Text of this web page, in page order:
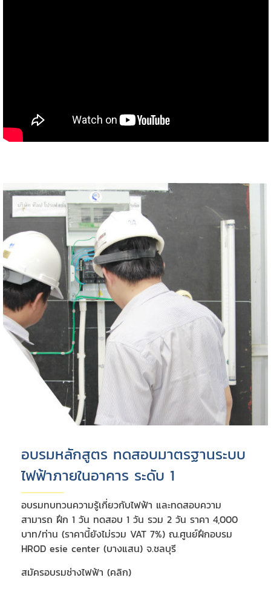
อบรมหลักสูตร ทดสอบมาตรฐานระบบ
ไฟฟ้าภายในอาคาร ระดับ 1
อบรมทบทวนความรู้เกี่ยวกับไฟฟ้า และทดสอบความ
สามารถ ฝึก 1 วัน ทดสอบ 1 วัน รวม 2 วัน ราคา 4,000
บาท/ท่าน (ราคานี้ยังไม่รวม VAT 7%) ณ.ศูนย์ฝึกอบรม
HROD esie center (บางแสน) จ.ชลบุรี
สมัครอบรมช่างไฟฟ้า (คลิก)